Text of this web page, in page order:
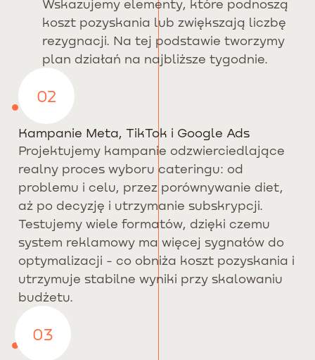
Wskazujemy elementy, które podnoszą
koszt pozyskania lub zwiększają liczbę
rezygnacji. Na tej podstawie tworzymy
plan działań na najbliższe tygodnie.
02
Kampanie Meta, TikTok i Google Ads
Projektujemy kampanie odzwierciedlające
realny proces wyboru cateringu: od
problemu i celu, przez porównywanie diet,
aż po decyzję i utrzymanie subskrypcji.
Testujemy wiele formatów, dzięki czemu
system reklamowy ma więcej sygnałów do
optymalizacji - co obniża koszt pozyskania i
utrzymuje stabilne wyniki przy skalowaniu
budżetu.
03